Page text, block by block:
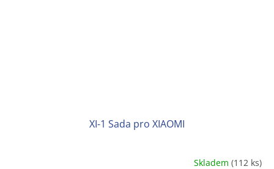
XI-1 Sada pro XIAOMI
Skladem(112 ks)